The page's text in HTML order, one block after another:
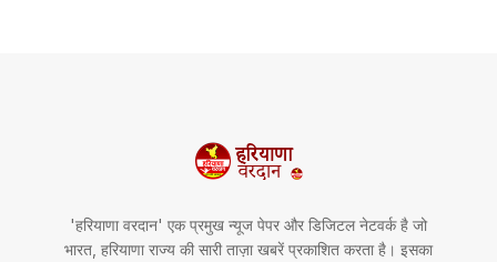
'हरियाणा वरदान' एक प्रमुख न्यूज पेपर और डिजिटल नेटवर्क है जो
भारत, हरियाणा राज्य की सारी ताज़ा खबरें प्रकाशित करता है। इसका